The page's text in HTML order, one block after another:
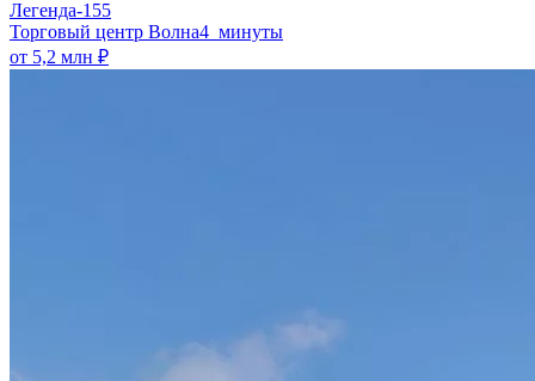
Легенда-155
​Торговый центр Волна4 минуты
от 5,2 млн ₽